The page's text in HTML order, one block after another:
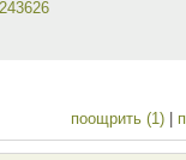
поощрить (1)